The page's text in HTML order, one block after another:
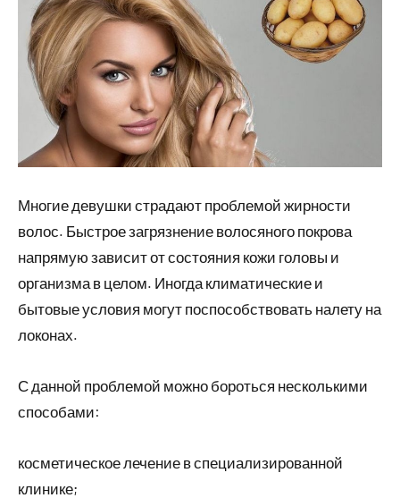
Многие девушки страдают проблемой жирности
волос. Быстрое загрязнение волосяного покрова
напрямую зависит от состояния кожи головы и
организма в целом. Иногда климатические и
бытовые условия могут поспособствовать налету на
локонах.
С данной проблемой можно бороться несколькими
способами:
косметическое лечение в специализированной
клинике;